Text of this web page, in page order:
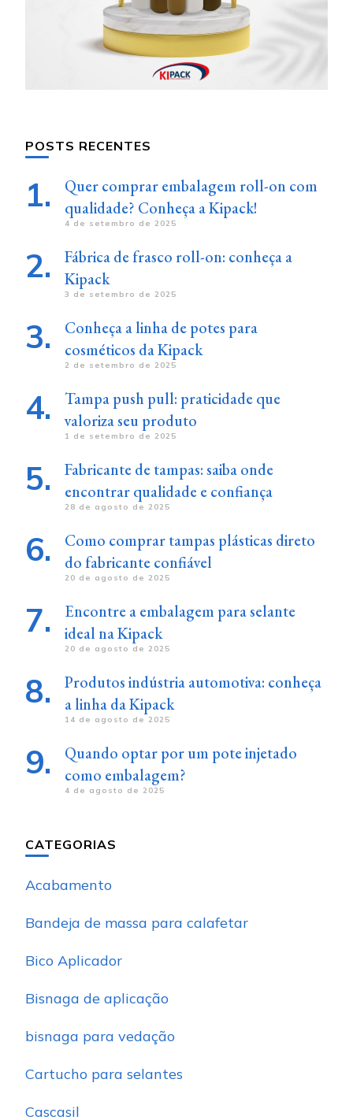
POSTS RECENTES
Quer comprar embalagem roll-on com
qualidade? Conheça a Kipack!
4 de setembro de 2025
Fábrica de frasco roll-on: conheça a
Kipack
3 de setembro de 2025
Conheça a linha de potes para
cosméticos da Kipack
2 de setembro de 2025
Tampa push pull: praticidade que
valoriza seu produto
1 de setembro de 2025
Fabricante de tampas: saiba onde
encontrar qualidade e confiança
28 de agosto de 2025
Como comprar tampas plásticas direto
do fabricante confiável
20 de agosto de 2025
Encontre a embalagem para selante
ideal na Kipack
20 de agosto de 2025
Produtos indústria automotiva: conheça
a linha da Kipack
14 de agosto de 2025
Quando optar por um pote injetado
como embalagem?
4 de agosto de 2025
CATEGORIAS
Acabamento
Bandeja de massa para calafetar
Bico Aplicador
Bisnaga de aplicação
bisnaga para vedação
Cartucho para selantes
Cascasil